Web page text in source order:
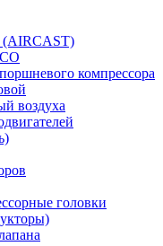
(AIRCAST)
компрессора
воздуха
головки